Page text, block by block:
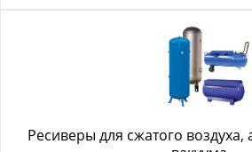
Ресиверы для сжатого воздуха,